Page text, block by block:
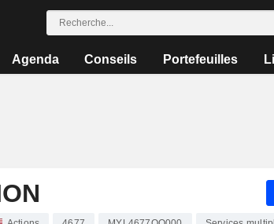
Agenda Conseils Portefeuilles